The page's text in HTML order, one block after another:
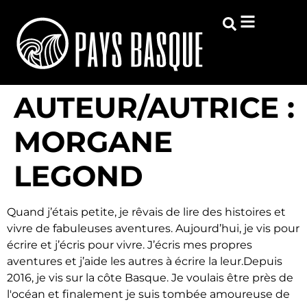
AUTEUR/AUTRICE :
MORGANE
LEGOND
Quand j’étais petite, je rêvais de lire des histoires et
vivre de fabuleuses aventures. Aujourd’hui, je vis pour
écrire et j’écris pour vivre. J’écris mes propres
aventures et j’aide les autres à écrire la leur.Depuis
2016, je vis sur la côte Basque. Je voulais être près de
l'océan et finalement je suis tombée amoureuse de